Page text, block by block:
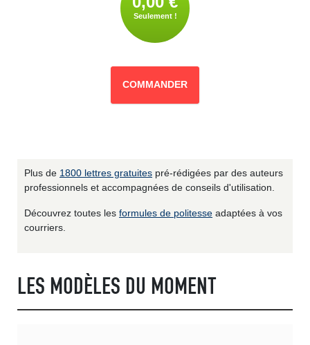
Seulement !
COMMANDER
Plus de 1800 lettres gratuites pré-rédigées par des auteurs
professionnels et accompagnées de conseils d'utilisation.
Découvrez toutes les formules de politesse adaptées à vos
courriers.
LES MODÈLES DU MOMENT